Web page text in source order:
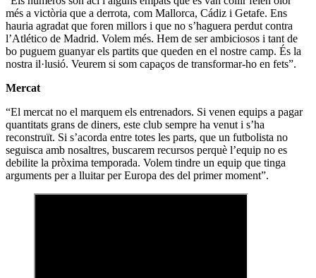
més a victòria que a derrota, com Mallorca, Cádiz i Getafe. Ens
hauria agradat que foren millors i que no s’haguera perdut contra
l’Atlético de Madrid. Volem més. Hem de ser ambiciosos i tant de
bo puguem guanyar els partits que queden en el nostre camp. És la
nostra il·lusió. Veurem si som capaços de transformar-ho en fets”.
Mercat
“El mercat no el marquem els entrenadors. Si venen equips a pagar
quantitats grans de diners, este club sempre ha venut i s’ha
reconstruït. Si s’acorda entre totes les parts, que un futbolista no
seguisca amb nosaltres, buscarem recursos perquè l’equip no es
debilite la pròxima temporada. Volem tindre un equip que tinga
arguments per a lluitar per Europa des del primer moment”.